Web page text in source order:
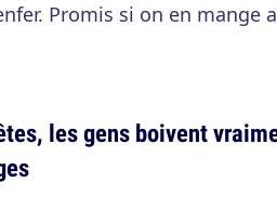
Promis si on en mange
les gens boivent